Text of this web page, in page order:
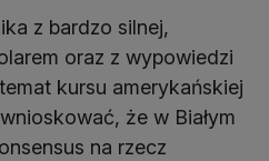
z bardzo silnej,
oraz z wypowiedzi
kursu amerykańskiej
że w Białym
na rzecz